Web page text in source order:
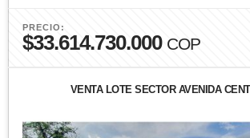
PRECIO:
$33.614.730.000 COP
VENTA LOTE SECTOR AVENIDA